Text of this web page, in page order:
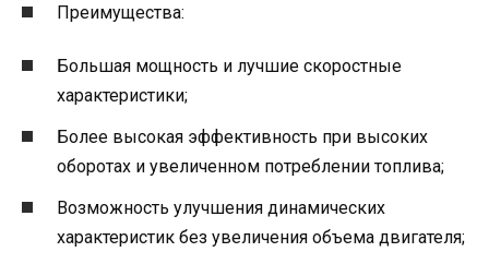
Преимущества:
Большая мощность и лучшие скоростные
характеристики;
Более высокая эффективность при высоких
оборотах и увеличенном потреблении топлива;
Возможность улучшения динамических
характеристик без увеличения объема двигателя;